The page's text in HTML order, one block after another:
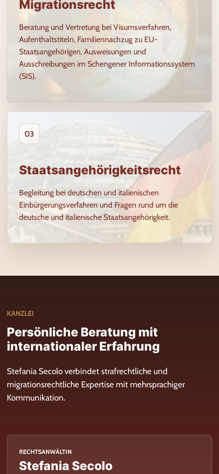
Migrationsrecht
Beratung und Vertretung bei Visumsverfahren,
Aufenthaltstiteln, Familiennachzug zu EU-
Staatsangehörigen, Ausweisungen und
Ausschreibungen im Schengener Informationssystem
(SIS).
03
Staatsangehörigkeitsrecht
Begleitung bei deutschen und italienischen
Einbürgerungsverfahren und Fragen rund um die
deutsche und italienische Staatsangehörigkeit.
KANZLEI
Persönliche Beratung mit
internationaler Erfahrung
Stefania Secolo verbindet strafrechtliche und
migrationsrechtliche Expertise mit mehrsprachiger
Kommunikation.
RECHTSANWÄLTIN
Stefania Secolo